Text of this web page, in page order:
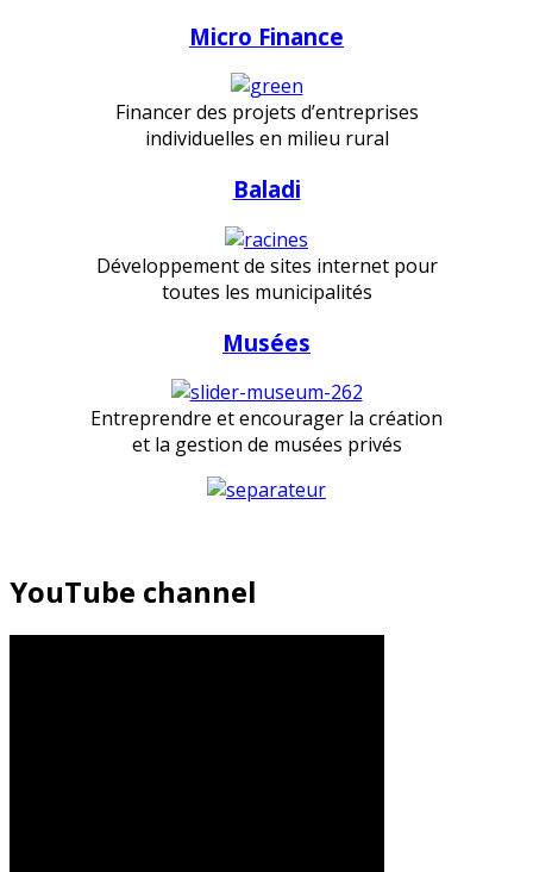
Micro Finance
Financer des projets d’entreprises
individuelles en milieu rural
Baladi
Développement de sites internet pour
toutes les municipalités
Musées
Entreprendre et encourager la création
et la gestion de musées privés
YouTube channel